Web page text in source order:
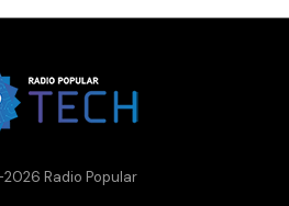
Radio Popular